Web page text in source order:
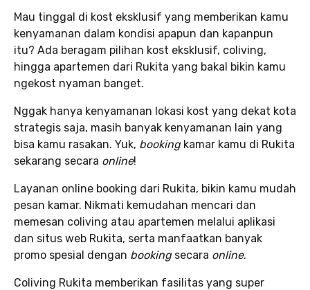
Mau tinggal di kost eksklusif yang memberikan kamu
kenyamanan dalam kondisi apapun dan kapanpun
itu? Ada beragam pilihan kost eksklusif, coliving,
hingga apartemen dari Rukita yang bakal bikin kamu
ngekost nyaman banget.
Nggak hanya kenyamanan lokasi kost yang dekat kota
strategis saja, masih banyak kenyamanan lain yang
bisa kamu rasakan. Yuk, booking kamar kamu di Rukita
sekarang secara online!
Layanan online booking dari Rukita, bikin kamu mudah
pesan kamar. Nikmati kemudahan mencari dan
memesan coliving atau apartemen melalui aplikasi
dan situs web Rukita, serta manfaatkan banyak
promo spesial dengan booking secara online.
Coliving Rukita memberikan fasilitas yang super